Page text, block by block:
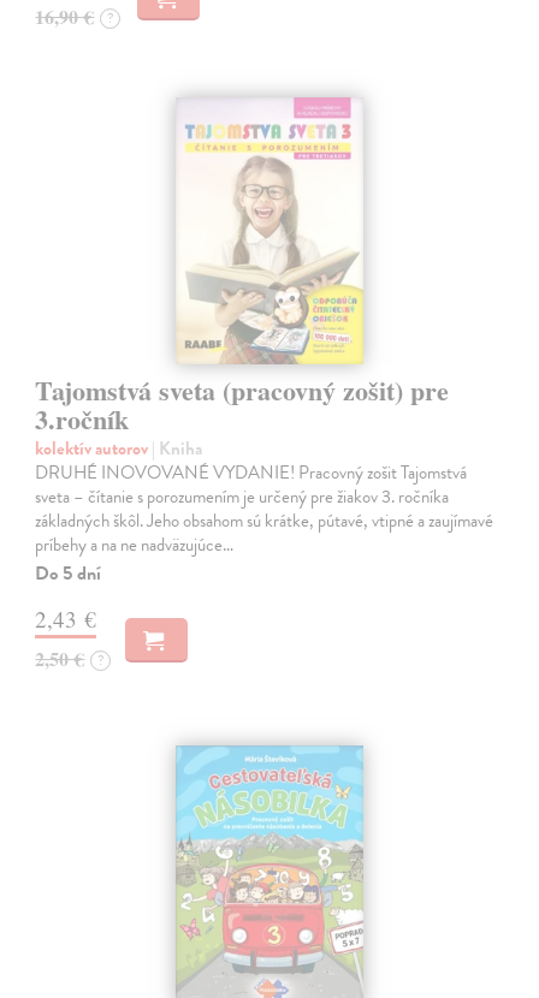
16,90 € ?
Tajomstvá sveta (pracovný zošit) pre
3.ročník
kolektív autorov| Kniha
DRUHÉ INOVOVANÉ VYDANIE! Pracovný zošit Tajomstvá
sveta – čítanie s porozumením je určený pre žiakov 3. ročníka
základných škôl. Jeho obsahom sú krátke, pútavé, vtipné a zaujímavé
príbehy a na ne nadväzujúce…
Do 5 dní
2,43 €
2,50 € ?